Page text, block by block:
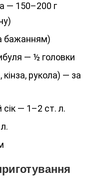
— 150–200 г
бажанням)
— ½ головки
рукола) — за
— 1–2 ст. л.